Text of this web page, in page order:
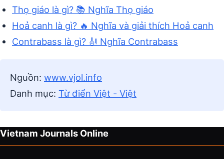
Thọ giáo là gì? 📚 Nghĩa Thọ giáo
Hoả canh là gì? 🔥 Nghĩa và giải thích Hoả canh
Contrabass là gì? 🎻 Nghĩa Contrabass
Nguồn: www.vjol.info
Danh mục: Từ điển Việt - Việt
Vietnam Journals Online